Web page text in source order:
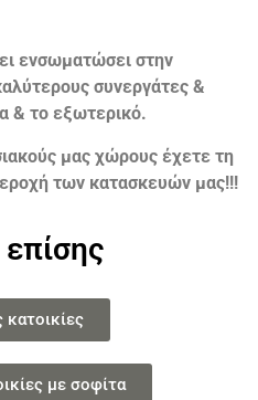
ενσωματώσει στην
συνεργάτες &
& το εξωτερικό.
μας χώρους έχετε τη
των κατασκευών μας!!!
κατοικίες
με σοφίτα